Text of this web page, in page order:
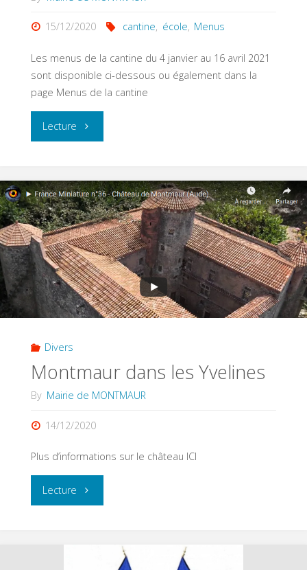
15/12/2020 cantine, école, Menus
Les menus de la cantine du 4 janvier au 16 avril 2021
sont disponible ci-dessous ou également dans la
page Menus de la cantine
Lecture "Menus
la
cantine
début
2021"
Divers
Montmaur dans les Yvelines
By Mairie de MONTMAUR
14/12/2020
Plus d’informations sur le château ICI
Lecture "Montmaur